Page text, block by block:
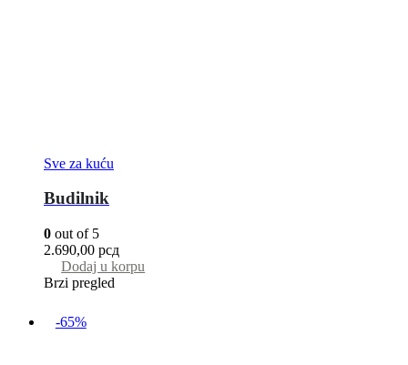
Sve za kuću
Budilnik
0 out of 5
2.690,00 рсд
Dodaj u korpu
Brzi pregled
-65%